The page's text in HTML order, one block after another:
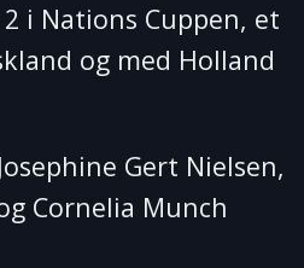
i Nations Cuppen, et
og med Holland
Gert Nielsen,
Cornelia Munch